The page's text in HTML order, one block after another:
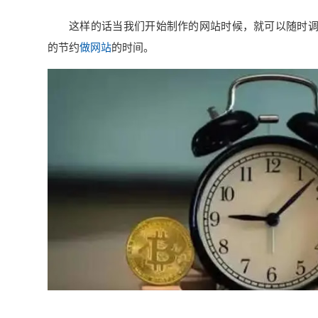
这样的话当我们开始制作的网站时候，就可以随时
的节约做网站的时间。